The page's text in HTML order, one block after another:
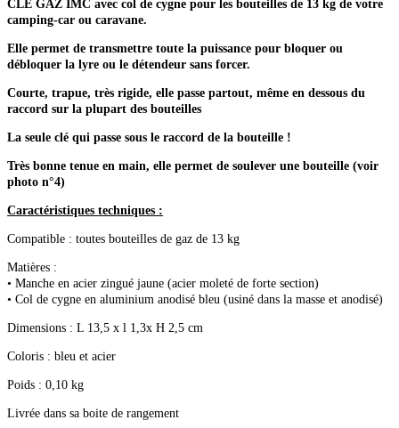
CLE GAZ IMC avec col de cygne pour les bouteilles de 13 kg de votre
camping-car ou caravane.
Elle permet de transmettre toute la puissance pour bloquer ou
débloquer la lyre ou le détendeur sans forcer.
Courte, trapue, très rigide, elle passe partout, même en dessous du
raccord sur la plupart des bouteilles
La seule clé qui passe sous le raccord de la bouteille !
Très bonne tenue en main, elle permet de soulever une bouteille (voir
photo n°4)
Caractéristiques techniques :
Compatible : toutes bouteilles de gaz de 13 kg
Matières :
• Manche en acier zingué jaune (acier moleté de forte section)
• Col de cygne en aluminium anodisé bleu (usiné dans la masse et anodisé)
Dimensions : L 13,5 x l 1,3x H 2,5 cm
Coloris : bleu et acier
Poids : 0,10 kg
Livrée dans sa boite de rangement